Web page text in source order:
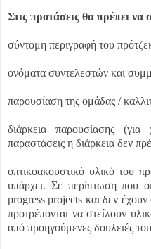
Στις προτάσεις θα πρέπει να
σύντομη περιγραφή του
ονόματα συντελεστών και
παρουσίαση της ομάδας /
διάρκεια παρουσίασης (για
παραστάσεις η διάρκεια δεν
οπτικοακουστικό υλικό του
υπάρχει. Σε περίπτωση που
progress projects και δεν έχουν
προτρέπονται να στείλουν
από προηγούμενες δουλειές